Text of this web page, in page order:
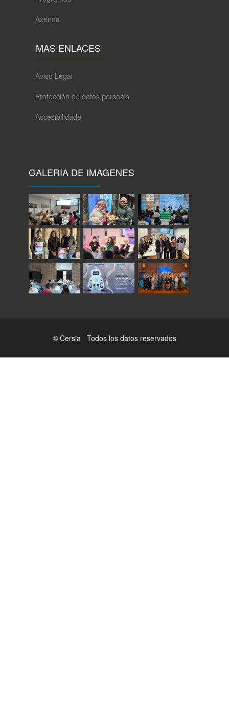
Axenda
MAS ENLACES
Aviso Legal
Protección de datos persoais
Accesibilidade
GALERIA DE IMAGENES
© Cersia Todos los datos reservados